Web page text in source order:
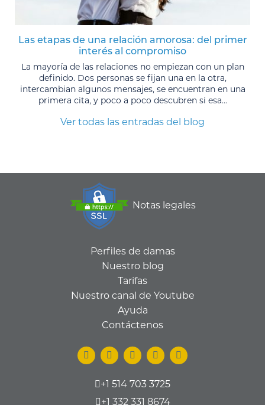
Las etapas de una relación amorosa: del primer
interés al compromiso
La mayoría de las relaciones no empiezan con un plan
definido. Dos personas se fijan una en la otra,
intercambian algunos mensajes, se encuentran en una
primera cita, y poco a poco descubren si esa...
Ver todas las entradas del blog
Notas legales
Perfiles de damas
Nuestro blog
Tarifas
Nuestro canal de Youtube
Ayuda
Contáctenos
+1 514 703 3725
+1 332 331 8674